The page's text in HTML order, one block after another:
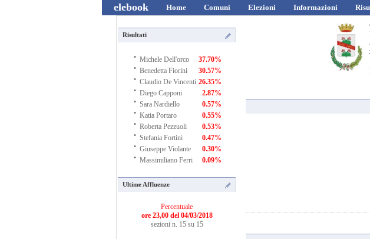
elebook Home Comuni Elezioni Informazioni
Risultati
· Michele Dell'orco 37.70%
· Benedetta Fiorini 30.57%
· Claudio De Vincenti 26.35%
· Diego Capponi 2.87%
· Sara Nardiello 0.57%
· Katia Portaro 0.55%
· Roberta Pezzuoli 0.53%
· Stefania Fortini 0.47%
· Giuseppe Violante 0.30%
· Massimiliano Ferri 0.09%
Ultime Affluenze
Percentuale
ore 23,00 del 04/03/2018
sezioni n. 15 su 15